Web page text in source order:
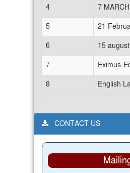
4 7
5 21
6 15
7 Eximus-
8 English
CONTACT US